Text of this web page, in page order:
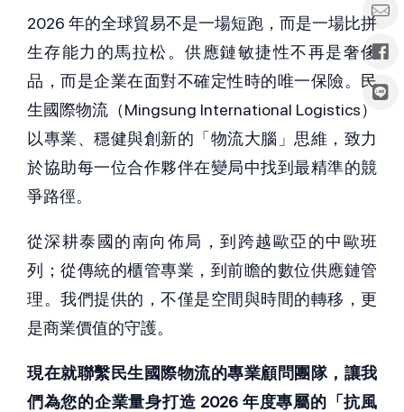
2026 年的全球貿易不是一場短跑，而是一場比拼
生存能力的馬拉松。供應鏈敏捷性不再是奢侈
品，而是企業在面對不確定性時的唯一保險。民
生國際物流（Mingsung International Logistics）
以專業、穩健與創新的「物流大腦」思維，致力
於協助每一位合作夥伴在變局中找到最精準的競
爭路徑。
從深耕泰國的南向佈局，到跨越歐亞的中歐班
列；從傳統的櫃管專業，到前瞻的數位供應鏈管
理。我們提供的，不僅是空間與時間的轉移，更
是商業價值的守護。
現在就聯繫民生國際物流的專業顧問團隊，讓我
們為您的企業量身打造 2026 年度專屬的「抗風